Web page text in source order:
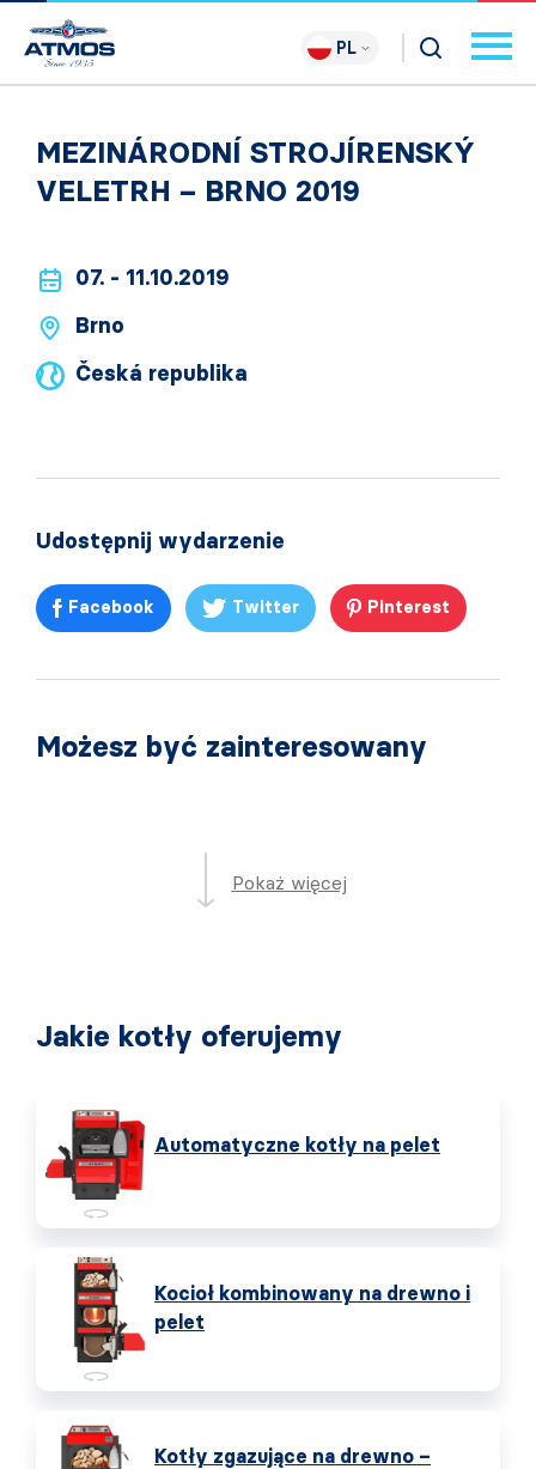
PL
MEZINÁRODNÍ STROJÍRENSKÝ
VELETRH – BRNO 2019
07. - 11.10.2019
Brno
Česká republika
Udostępnij wydarzenie
Facebook Twitter Pinterest
Możesz być zainteresowany
Pokaż więcej
Jakie kotły oferujemy
Automatyczne kotły na pelet
Kocioł kombinowany na drewno i
pelet
Kotły zgazujące na drewno –